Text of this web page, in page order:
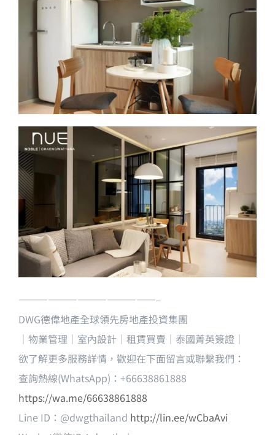
——————————————–
DWG德偉地產全球領先房地產投資集團
｜物業管理｜室內設計｜租賃買賣｜泰國菁英簽證｜
欲了解更多服務詳情，歡迎在下面留言或聯繫我們：
查詢熱線(WhatsApp)：+66638861888
https://wa.me/66638861888
Line ID：@dwgthailand http://lin.ee/wCbaAvi